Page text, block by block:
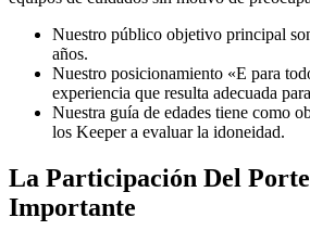
Nuestro público objetivo principal
años.
Nuestro posicionamiento «E para
experiencia que resulta adecuada
Nuestra guía de edades tiene como
los Keeper a evaluar la idoneidad.
La Participación Del
Importante